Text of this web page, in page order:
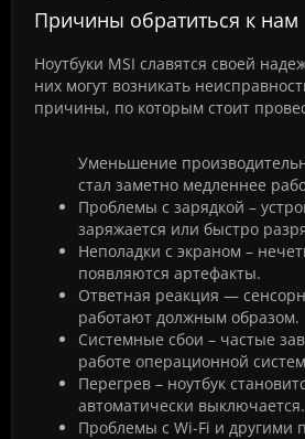
Причины обратиться к нам
Ноутбуки MSI славятся своей
них могут возникать
причины, по которым стоит
Уменьшение
стал заметно медленнее
Проблемы с зарядкой –
заряжается или быстро
Неполадки с экраном –
появляются артефакты.
Ответная реакция —
работают должным образом.
Системные сбои – частые
работе операционной
Перегрев – ноутбук
автоматически выключается.
Проблемы с Wi-Fi и другими